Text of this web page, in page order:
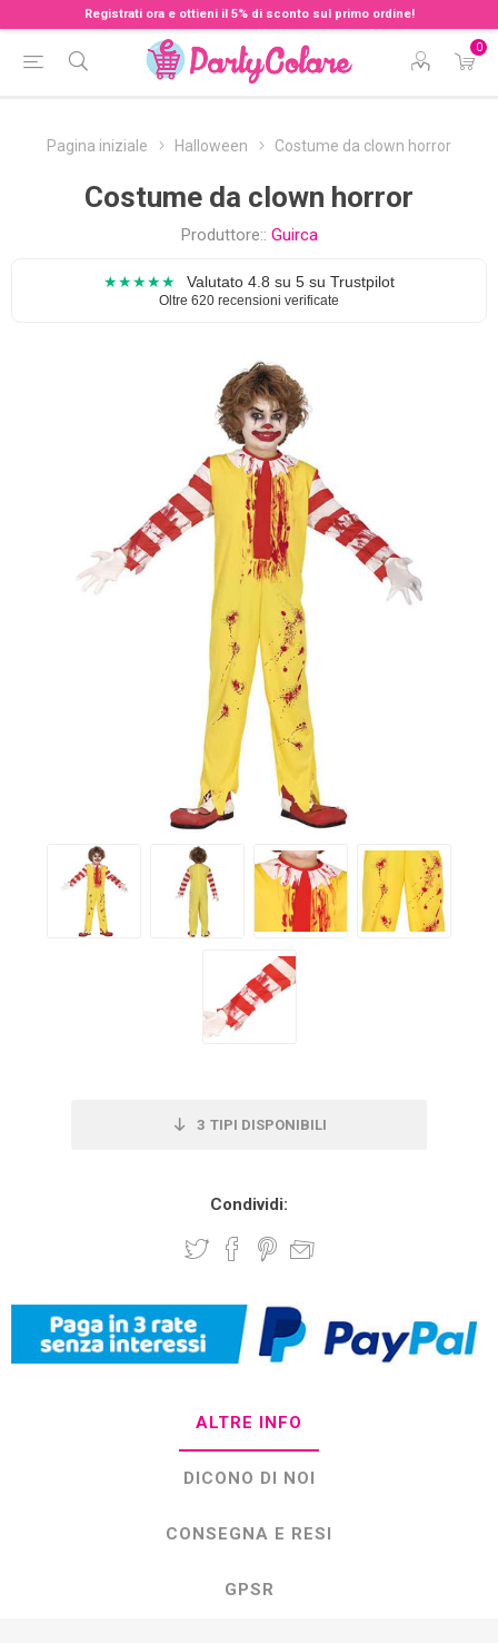
Registrati ora e ottieni il 5% di sconto sul primo ordine!
0
Pagina iniziale Halloween Costume da clown horror
Costume da clown horror
Produttore:: Guirca
★★★★★ Valutato 4.8 su 5 su Trustpilot
Oltre 620 recensioni verificate
3 TIPI DISPONIBILI
Condividi:
ALTRE INFO
DICONO DI NOI
CONSEGNA E RESI
GPSR